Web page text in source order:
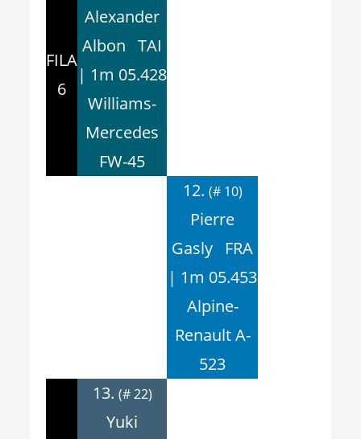
FILA
6
Alexander
Albon TAI
| 1m 05.428
Williams-
Mercedes
FW-45
12. (# 10)
Pierre
Gasly FRA
| 1m 05.453
Alpine-
Renault A-
523
13. (# 22)
Yuki